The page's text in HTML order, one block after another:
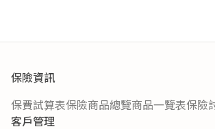
保險資訊
保費試算表保險商品總覽商品一覽表保險
客戶管理